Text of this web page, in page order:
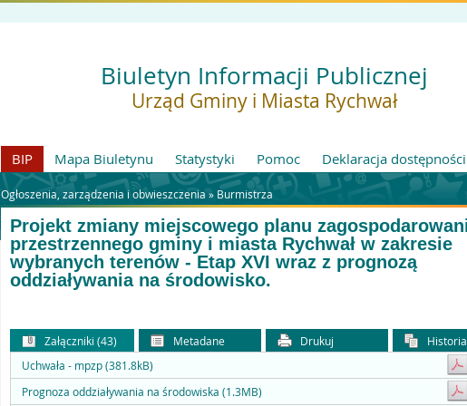
Biuletyn Informacji Publicznej
Urząd Gminy i Miasta Rychwał
BIP Mapa Biuletynu Statystyki Pomoc Deklaracja dostępności
Ogłoszenia, zarządzenia i obwieszczenia » Burmistrza
Projekt zmiany miejscowego planu
przestrzennego gminy i miasta Rychwał w zakresie
wybranych terenów - Etap XVI wraz z prognozą
oddziaływania na środowisko.
Załączniki (43) Metadane Drukuj
Uchwała - mpzp (381.8kB)
Prognoza oddziaływania na środowiska (1.3MB)